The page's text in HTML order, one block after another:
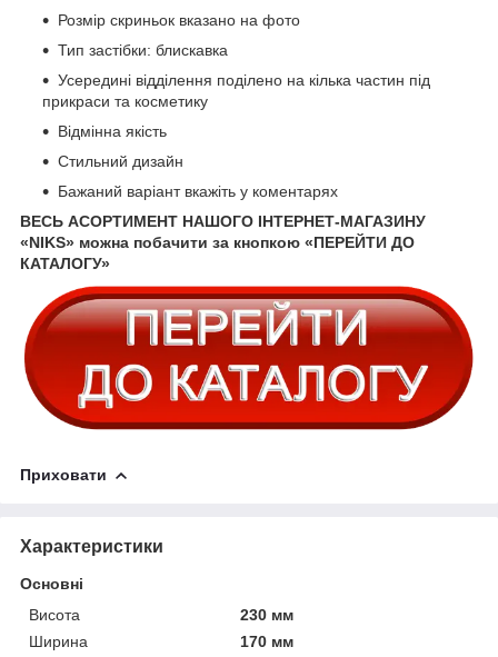
Розмір скриньок вказано на фото
Тип застібки: блискавка
Усередині відділення поділено на кілька частин під
прикраси та косметику
Відмінна якість
Стильний дизайн
Бажаний варіант вкажіть у коментарях
ВЕСЬ АСОРТИМЕНТ НАШОГО ІНТЕРНЕТ-МАГАЗИНУ
«NIKS» можна побачити за кнопкою «ПЕРЕЙТИ ДО
КАТАЛОГУ»
Приховати
Характеристики
Основні
Висота
230 мм
Ширина
170 мм